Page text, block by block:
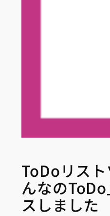
ToDoリス
んなの
スしました